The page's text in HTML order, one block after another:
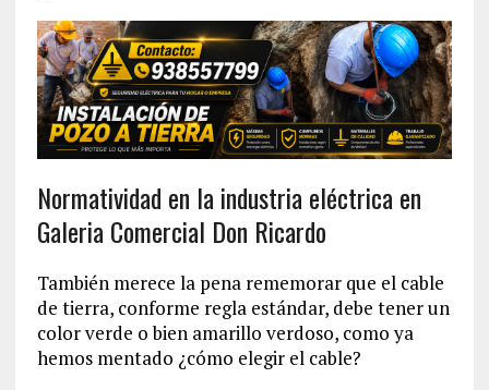
Normatividad en la industria eléctrica en
Galeria Comercial Don Ricardo
También merece la pena rememorar que el cable
de tierra, conforme regla estándar, debe tener un
color verde o bien amarillo verdoso, como ya
hemos mentado ¿cómo elegir el cable?